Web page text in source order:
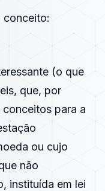
conceito:
(o que
que, por
para a
ou cujo
não
instituída em lei